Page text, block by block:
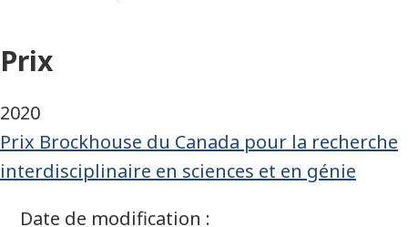
Prix
2020
Prix Brockhouse du Canada pour la recherche
interdisciplinaire en sciences et en génie